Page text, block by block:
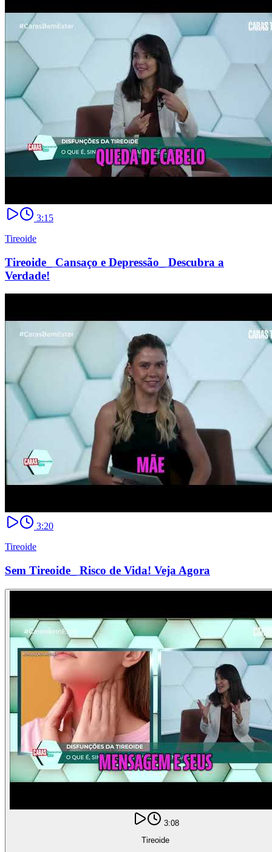
3:15
Tireoide
Tireoide_ Cansaço e Depressão_ Descubra a
Verdade!
3:20
Tireoide
Sem Tireoide_ Risco de Vida! Veja Agora
3:08
Tireoide